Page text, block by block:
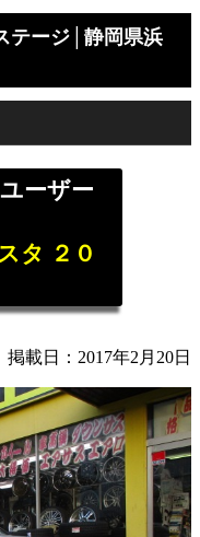
テージ│静岡県浜
ーザー
タ ２０
掲載日：2017年2月20日